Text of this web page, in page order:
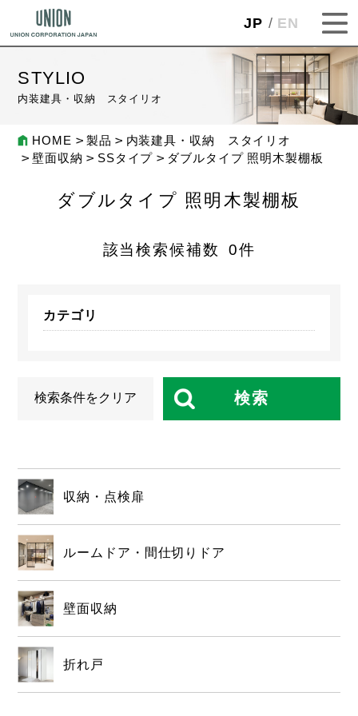
JP EN
STYLIO
内装建具・収納 スタイリオ
HOME 製品
内装建具・収納 スタイリオ
壁面収納
SSタイプ ダブルタイプ 照明木製棚板
ダブルタイプ 照明木製棚板
該当検索候補数 0件
カテゴリ
検索
検索条件をクリア
収納・点検扉
ルームドア・間仕切りドア
壁面収納
折れ戸